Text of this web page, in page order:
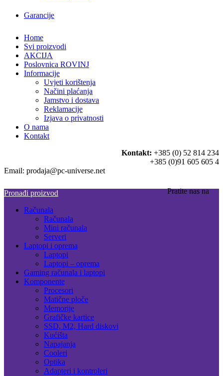
Garancije
Home
Svi proizvodi
AKCIJA
Poslovnica ROVINJ
Informacije
Uvjeti korištenja
Načini plaćanja
Jamstvo i dostava
Reklamacije
Izjava o privatnosti
O nama
Kontakt
Kontakt: +385 (0) 52 814 234
+385 (0)91 605 605 4
Email: prodaja@pc-universe.net
Pratite nas na
Pronađi proizvod
Računala
Računala
Mini računala
Serveri
Laptopi i oprema
Laptopi
Laptopi – oprema
Gaming računala i laptopi
Komponente
Procesori
Matične ploče
Memorije
Grafičke kartice
SSD, M2, Hard diskovi
Kućišta
Napajanja
Cooleri
Optika
Adapteri i kontroleri